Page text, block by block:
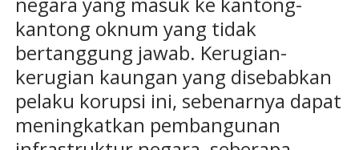
kantong oknum yang tidak
bertanggung jawab. Kerugian-
kerugian kaungan yang disebabkan
pelaku korupsi ini, sebenarnya dapat
meningkatkan pembangunan